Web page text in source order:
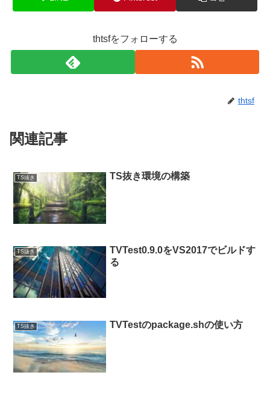
thtsfをフォローする
thtsf
関連記事
TS抜き TS抜き環境の構築
TS抜き
TVTest0.9.0をVS2017でビルドす
る
TS抜き TVTestのpackage.shの使い方